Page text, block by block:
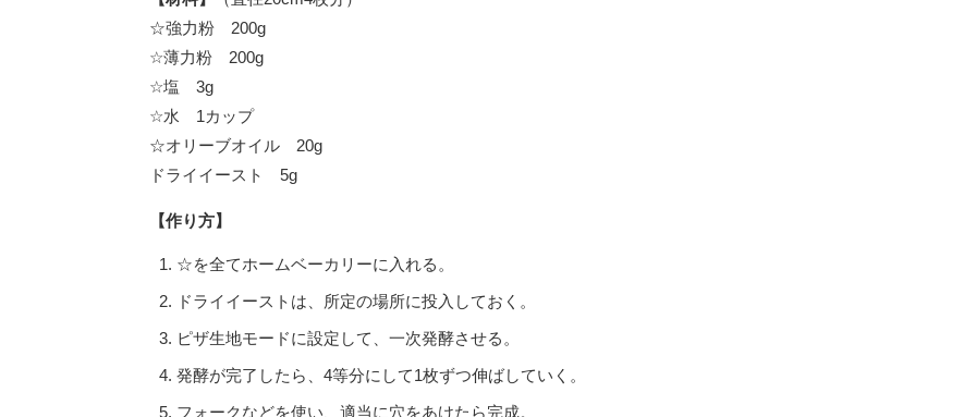
☆強力粉 200g
☆薄力粉 200g
☆塩 3g
☆水 1カップ
☆オリーブオイル 20g
ドライイースト 5g
【作り方】
☆を全てホームベーカリーに入れる。
ドライイーストは、所定の場所に投入しておく。
ピザ生地モードに設定して、一次発酵させる。
発酵が完了したら、4等分にして1枚ずつ伸ばしていく。
フォークなどを使い、適当に穴をあけたら完成。